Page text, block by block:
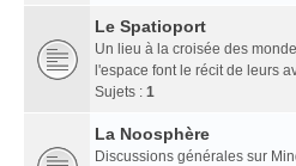
Le Spatioport
Un lieu à la croisée des
l'espace font le récit de leurs
Sujets : 1
La Noosphère
Discussions générales sur